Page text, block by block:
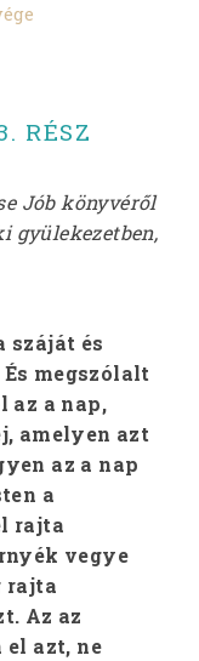
RÉSZ
Jób könyvéről
gyülekezetben,
száját és
megszólalt
az a nap,
amelyen azt
az a nap
a
rajta
vegye
rajta
Az az
azt, ne